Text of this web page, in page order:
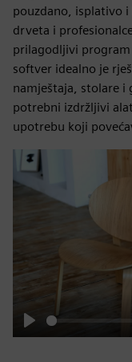
pouzdano, isplativo
drveta i
prilagodljivi program
softver idealno je
namještaja, stolare i
potrebni izdržljivi
upotrebu koji
Play